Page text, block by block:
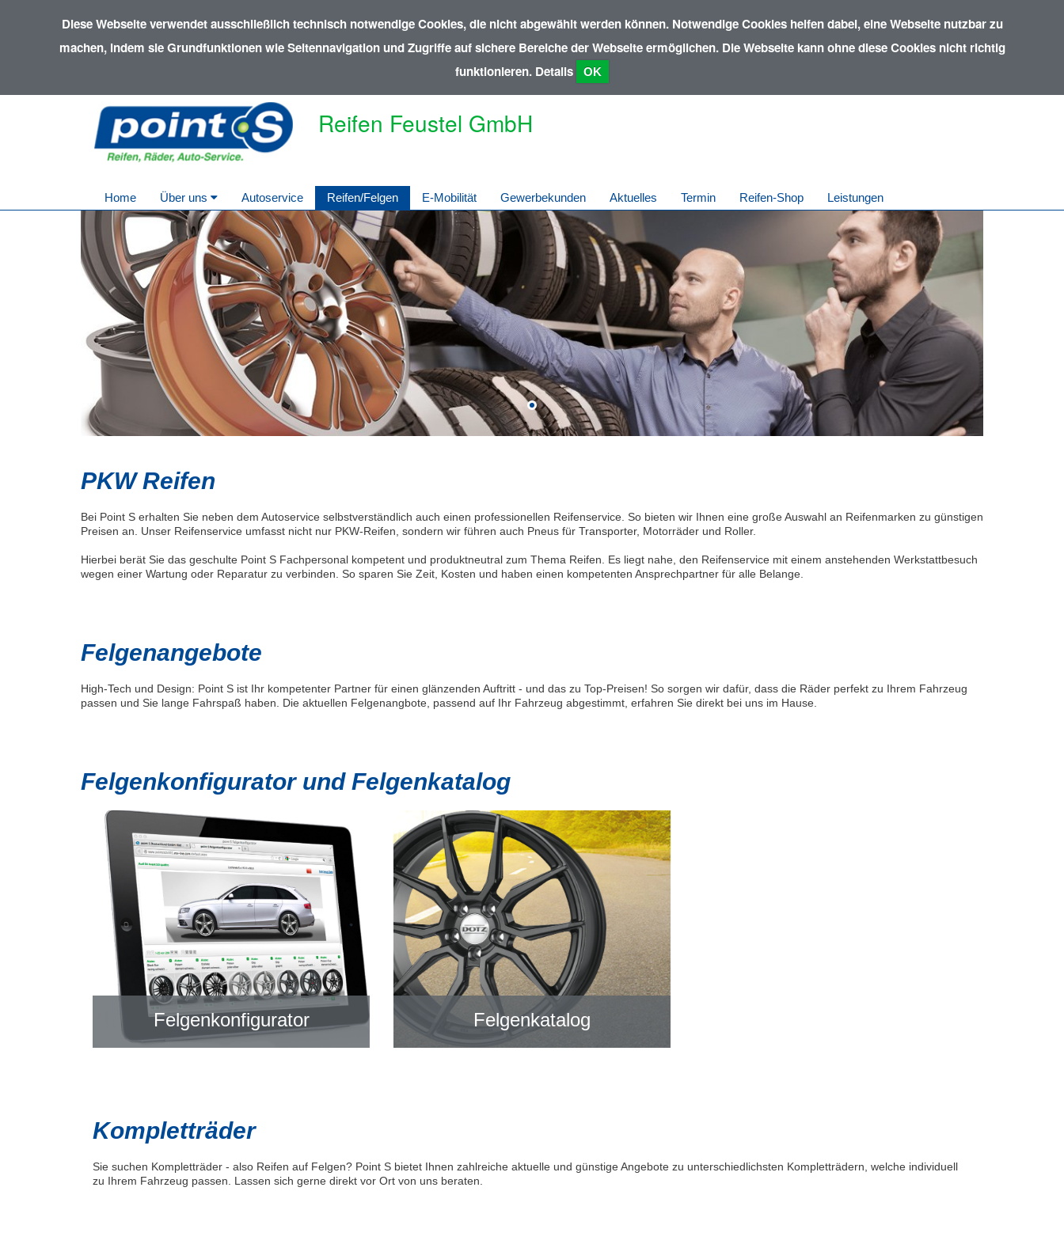
Diese Webseite verwendet ausschließlich technisch notwendige Cookies, die nicht abgewählt werden können. Notwendige Cookies helfen dabei, eine Webseite nutzbar zu
machen, indem sie Grundfunktionen wie Seitennavigation und Zugriffe auf sichere Bereiche der Webseite ermöglichen. Die Webseite kann ohne diese Cookies nicht richtig
funktionieren. Details OK
Reifen Feustel GmbH
Home Über uns Autoservice Reifen/Felgen E-Mobilität Gewerbekunden Aktuelles Termin Reifen-Shop Leistungen
PKW Reifen
Bei Point S erhalten Sie neben dem Autoservice selbstverständlich auch einen professionellen Reifenservice. So bieten wir Ihnen eine große Auswahl an Reifenmarken zu günstigen
Preisen an. Unser Reifenservice umfasst nicht nur PKW-Reifen, sondern wir führen auch Pneus für Transporter, Motorräder und Roller.
Hierbei berät Sie das geschulte Point S Fachpersonal kompetent und produktneutral zum Thema Reifen. Es liegt nahe, den Reifenservice mit einem anstehenden Werkstattbesuch
wegen einer Wartung oder Reparatur zu verbinden. So sparen Sie Zeit, Kosten und haben einen kompetenten Ansprechpartner für alle Belange.
Felgenangebote
High-Tech und Design: Point S ist Ihr kompetenter Partner für einen glänzenden Auftritt - und das zu Top-Preisen! So sorgen wir dafür, dass die Räder perfekt zu Ihrem Fahrzeug
passen und Sie lange Fahrspaß haben. Die aktuellen Felgenangbote, passend auf Ihr Fahrzeug abgestimmt, erfahren Sie direkt bei uns im Hause.
Felgenkonfigurator und Felgenkatalog
Felgenkonfigurator Felgenkatalog
Kompletträder
Sie suchen Kompletträder - also Reifen auf Felgen? Point S bietet Ihnen zahlreiche aktuelle und günstige Angebote zu unterschiedlichsten Kompletträdern, welche individuell
zu Ihrem Fahrzeug passen. Lassen sich gerne direkt vor Ort von uns beraten.